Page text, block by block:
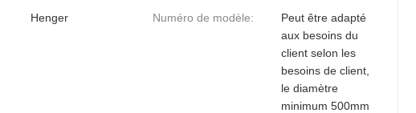
Henger Numéro de modèle:
Peut être adapté
aux besoins du
client selon les
besoins de client,
le diamètre
minimum 500mm